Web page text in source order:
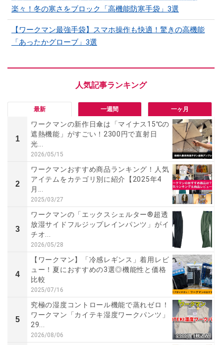
楽々！冬の寒さをブロック「高機能防寒手袋」3選
【ワークマン最強手袋】スマホ操作も快適！驚きの高機能
「あったかグローブ」3選
最新 一週間 一ヶ月
1
ワークマンの新作日傘は「マイナス15℃の
遮熱機能」がすごい！2300円で直射日
光...
2026/05/15
2
ワークマンおすすめ商品ランキング！人気
アイテムをカテゴリ別に紹介【2025年4
月...
2025/03/27
3
ワークマンの「エックスシェルター®超透
放湿サイドフルジップレインパンツ」がイ
チオ...
2026/05/28
4
【ワークマン】「冷感レギンス」着用レビ
ュー！夏におすすめの3選◎機能性と価格
比較
2025/07/16
5
究極の湿度コントロール機能で蒸れゼロ！
ワークマン「カイテキ湿度ワークパンツ」
29...
2026/08/06